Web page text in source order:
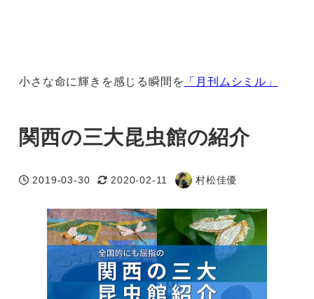
小さな命に輝きを感じる瞬間を 「月刊ムシミル」
関西の三大昆虫館の紹介
投稿日
2019-03-30
更新日
2020-02-11
著
村松佳優